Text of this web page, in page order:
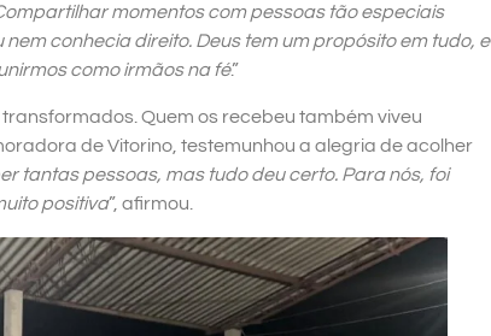
momentos com pessoas tão especiais
conhecia direito. Deus tem um propósito em tudo, e
como irmãos na fé.”
Quem os recebeu também viveu
de Vitorino, testemunhou a alegria de acolher
tantas pessoas, mas tudo deu certo. Para nós, foi
positiva”, afirmou.